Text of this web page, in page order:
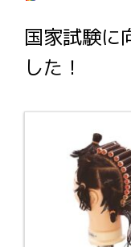
国家試験に
した！